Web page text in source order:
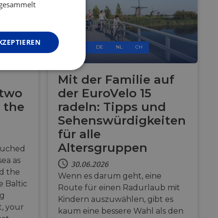
the
as
the
Baltic
your
DE NL CH
Mit der Familie auf
der EuroVelo 15
radeln: Tipps und
Sehenswürdigkeiten
für alle
Altersgruppen
30.06.2026
Wenn es darum geht, eine
Route für einen Radurlaub mit
Kindern auszuwählen, gibt es
kaum eine bessere Wahl als den
und die
werden.
development
a site
on web forms.